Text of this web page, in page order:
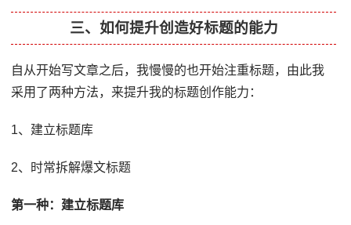
三、如何提升创造好标题的能力
自从开始写文章之后，我慢慢的也开始注重标题，由此我
采用了两种方法，来提升我的标题创作能力：
1、建立标题库
2、时常拆解爆文标题
第一种：建立标题库